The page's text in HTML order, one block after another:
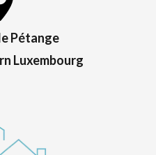
Pétange
Luxembourg